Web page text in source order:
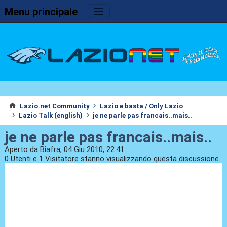
Menu principale
Lazio.net Community
Lazio e basta / Only Lazio
Lazio Talk (english)
je ne parle pas francais..mais..
je ne parle pas francais..mais..
Aperto da Biafra, 04 Giu 2010, 22:41
0 Utenti e 1 Visitatore stanno visualizzando questa discussione.